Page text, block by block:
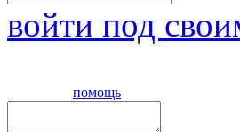
войти под
помощь